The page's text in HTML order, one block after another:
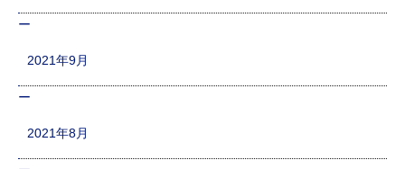
2021年9月
2021年8月